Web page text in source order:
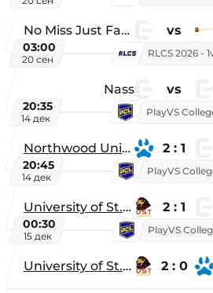
No Miss Just Fake vs
03:00
20 сен
Nass vs
20:35
14 дек
Northwood University 2 : 1
20:45
14 дек
University of St. Thomas 2 : 1
00:30
15 дек
University of St. Thomas 2 : 0